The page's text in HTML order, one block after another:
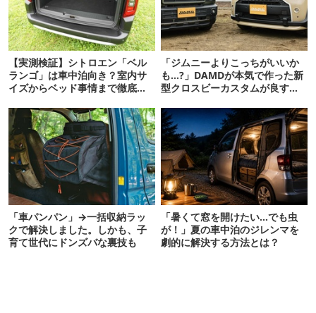
【実測検証】シトロエン「ベル
ランゴ」は車中泊向き？室内サ
イズからベッド事情まで徹底レ
「ジムニーよりこっちがいいか
も…?」DAMDが本気で作った新
型クロスビーカスタムが良すぎ
「車パンパン」→一括収納ラッ
クで解決しました。しかも、子
育て世代にドンズバな裏技も
「暑くて窓を開けたい…でも虫
が！」夏の車中泊のジレンマを
劇的に解決する方法とは？